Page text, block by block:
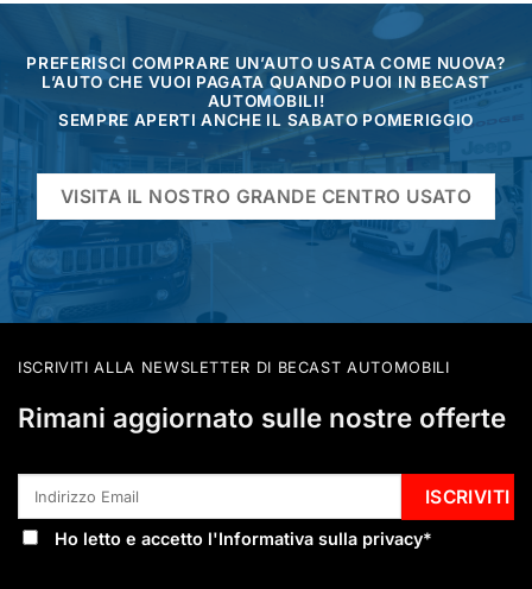
PREFERISCI COMPRARE UN’AUTO USATA COME NUOVA?
L’AUTO CHE VUOI PAGATA QUANDO PUOI IN BECAST
AUTOMOBILI!
SEMPRE APERTI ANCHE IL SABATO POMERIGGIO
VISITA IL NOSTRO GRANDE CENTRO USATO
ISCRIVITI ALLA NEWSLETTER DI BECAST AUTOMOBILI
Rimani aggiornato sulle nostre offerte
Ho letto e accetto l'Informativa sulla privacy*